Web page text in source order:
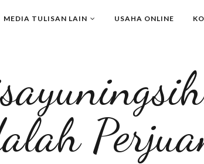
MEDIA TULISAN LAIN USAHA ONLINE